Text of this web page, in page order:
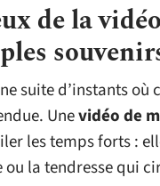
de la
suite d’instants où
Unevidéo de
les temps forts :
la tendresse qui